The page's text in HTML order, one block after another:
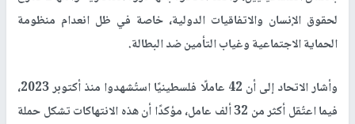
لحقوق الإنسان والاتفاقيات الدولية، خاصة في ظل انعدام منظومة
الحماية الاجتماعية وغياب التأمين ضد البطالة.
وأشار الاتحاد إلى أن 42 عاملًا فلسطينيًا استُشهدوا منذ أكتوبر 2023،
فيما اعتُقل أكثر من 32 ألف عامل، مؤكدًا أن هذه الانتهاكات تشكل حملة